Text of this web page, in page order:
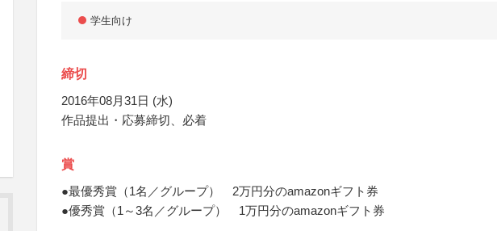
学生向け
締切
2016年08月31日 (水)
作品提出・応募締切、必着
賞
●最優秀賞（1名／グループ） 2万円分のamazonギフト券
●優秀賞（1～3名／グループ） 1万円分のamazonギフト券